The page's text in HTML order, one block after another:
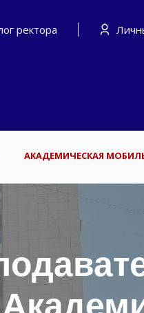
ректора
АКАДЕМИЧЕСКАЯ